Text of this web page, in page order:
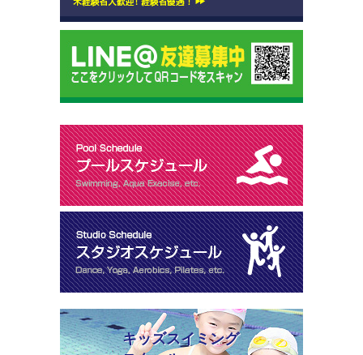
キッズスイミング